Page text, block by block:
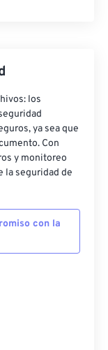
los
ya sea que
Con
y monitoreo
la seguridad de
con la